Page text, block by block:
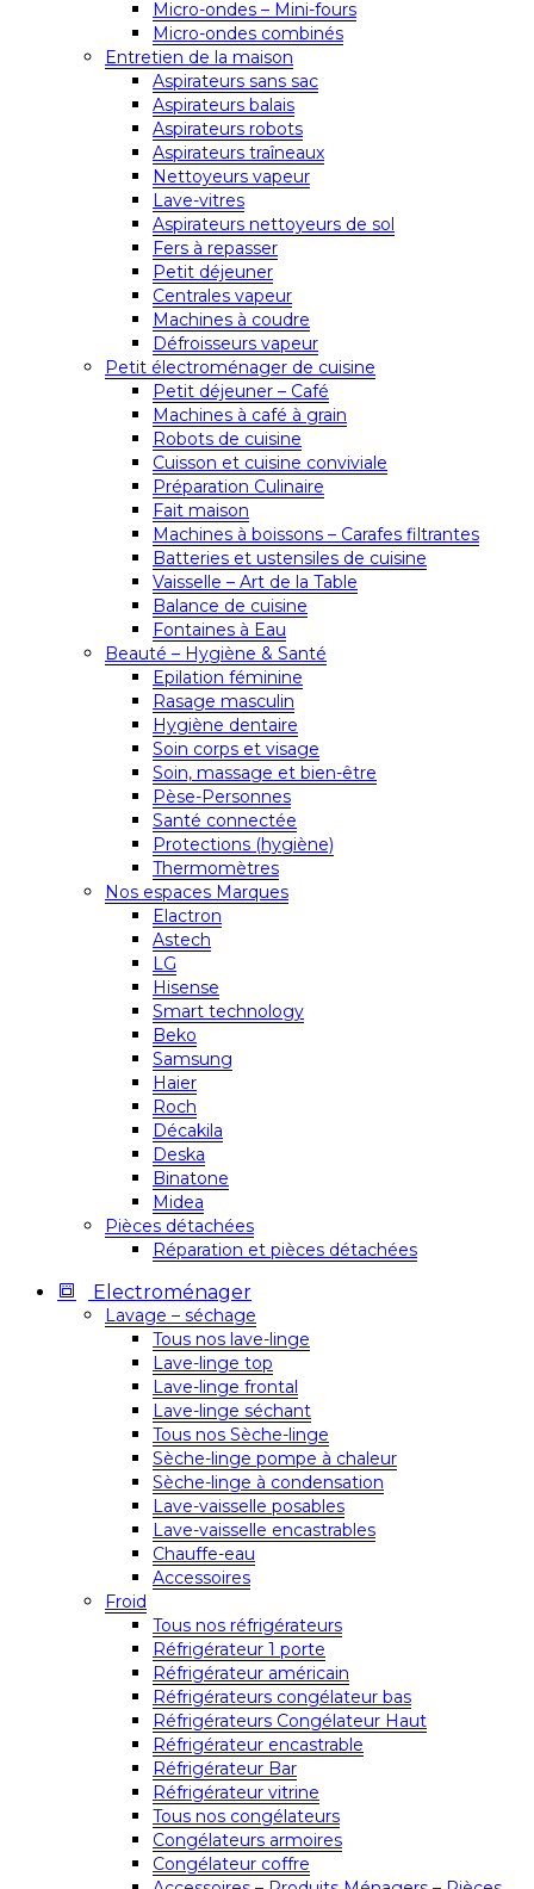
Micro-ondes – Mini-fours
Micro-ondes combinés
Entretien de la maison
Aspirateurs sans sac
Aspirateurs balais
Aspirateurs robots
Aspirateurs traîneaux
Nettoyeurs vapeur
Lave-vitres
Aspirateurs nettoyeurs de sol
Fers à repasser
Petit déjeuner
Centrales vapeur
Machines à coudre
Défroisseurs vapeur
Petit électroménager de cuisine
Petit déjeuner – Café
Machines à café à grain
Robots de cuisine
Cuisson et cuisine conviviale
Préparation Culinaire
Fait maison
Machines à boissons – Carafes filtrantes
Batteries et ustensiles de cuisine
Vaisselle – Art de la Table
Balance de cuisine
Fontaines à Eau
Beauté – Hygiène & Santé
Epilation féminine
Rasage masculin
Hygiène dentaire
Soin corps et visage
Soin, massage et bien-être
Pèse-Personnes
Santé connectée
Protections (hygiène)
Thermomètres
Nos espaces Marques
Elactron
Astech
LG
Hisense
Smart technology
Beko
Samsung
Haier
Roch
Décakila
Deska
Binatone
Midea
Pièces détachées
Réparation et pièces détachées
Electroménager
Lavage – séchage
Tous nos lave-linge
Lave-linge top
Lave-linge frontal
Lave-linge séchant
Tous nos Sèche-linge
Sèche-linge pompe à chaleur
Sèche-linge à condensation
Lave-vaisselle posables
Lave-vaisselle encastrables
Chauffe-eau
Accessoires
Froid
Tous nos réfrigérateurs
Réfrigérateur 1 porte
Réfrigérateur américain
Réfrigérateurs congélateur bas
Réfrigérateurs Congélateur Haut
Réfrigérateur encastrable
Réfrigérateur Bar
Réfrigérateur vitrine
Tous nos congélateurs
Congélateurs armoires
Congélateur coffre